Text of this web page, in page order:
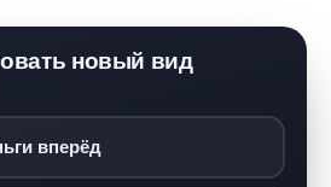
новый вид
вперёд